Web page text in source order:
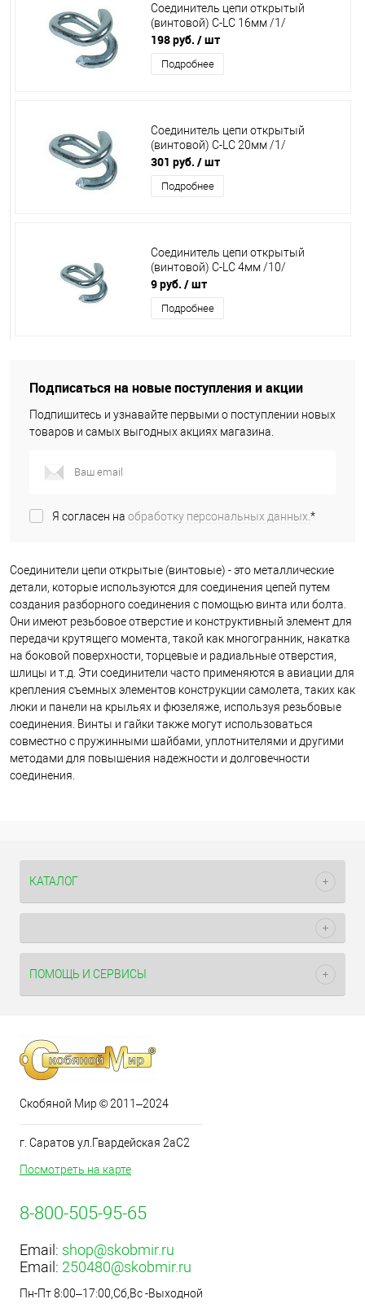
Соединитель цепи открытый
(винтовой) C-LC 16мм /1/
198 руб. / шт
Подробнее
Соединитель цепи открытый
(винтовой) C-LC 20мм /1/
301 руб. / шт
Подробнее
Соединитель цепи открытый
(винтовой) C-LC 4мм /10/
9 руб. / шт
Подробнее
Подписаться на новые поступления и акции
Подпишитесь и узнавайте первыми о поступлении новых
товаров и самых выгодных акциях магазина.
Я согласен на обработку персональных данных.*
Соединители цепи открытые (винтовые) - это металлические
детали, которые используются для соединения цепей путем
создания разборного соединения с помощью винта или болта.
Они имеют резьбовое отверстие и конструктивный элемент для
передачи крутящего момента, такой как многогранник, накатка
на боковой поверхности, торцевые и радиальные отверстия,
шлицы и т.д. Эти соединители часто применяются в авиации для
крепления съемных элементов конструкции самолета, таких как
люки и панели на крыльях и фюзеляже, используя резьбовые
соединения. Винты и гайки также могут использоваться
совместно с пружинными шайбами, уплотнителями и другими
методами для повышения надежности и долговечности
соединения.
КАТАЛОГ
ПОМОЩЬ И СЕРВИСЫ
Скобяной Мир © 2011–2024
г. Саратов ул.Гвардейская 2аС2
Посмотреть на карте
8-800-505-95-65
Email: shop@skobmir.ru
Email: 250480@skobmir.ru
Пн-Пт 8:00–17:00,Сб,Вс -Выходной